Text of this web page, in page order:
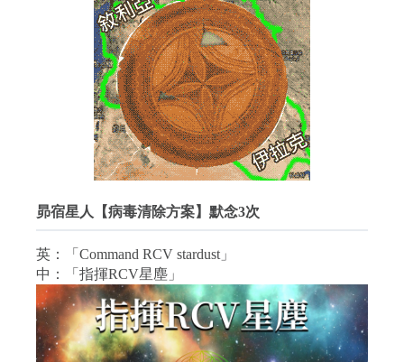
昴宿星人【病毒清除方案】默念3次
英：「Command RCV stardust」
中：「指揮RCV星塵」